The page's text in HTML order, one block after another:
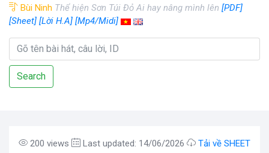
Bùi Ninh Thể hiện Sơn Túi Đỏ Ai hay nâng mình lên [PDF]
[Sheet] [Lời H.A] [Mp4/Midi]
Search
200 views Last updated: 14/06/2026
Tải về SHEET